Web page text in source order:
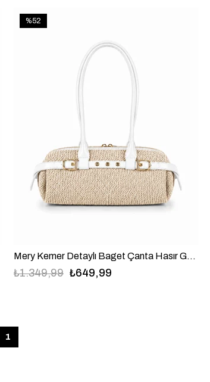
Mery Kemer Detaylı Baget Çanta Hasır Görünümlü Suni Deri Beyaz
₺649,99
₺1.349,99
%52
1